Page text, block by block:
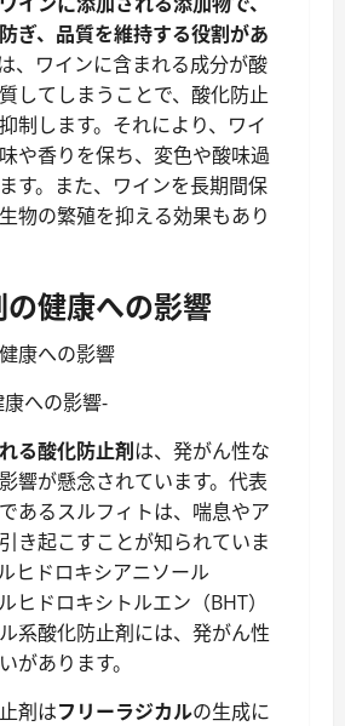
ぎ、品質を維持する役割があ
、ワインに含まれる成分が酸
してしまうことで、酸化防止
制します。それにより、ワイ
や香りを保ち、変色や酸味過
す。また、ワインを長期間保
物の繁殖を抑える効果もあり
健康への影響
への影響-
る酸化防止剤は、発がん性な
響が懸念されています。代表
あるスルフィトは、喘息やア
き起こすことが知られていま
ヒドロキシアニソール
ヒドロキシトルエン（BHT）
系酸化防止剤には、発がん性
があります。
剤はフリーラジカルの生成に